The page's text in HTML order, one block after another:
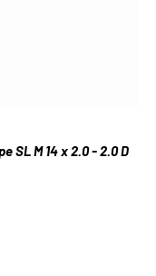
SL M 14 x 2.0 - 2.0 D